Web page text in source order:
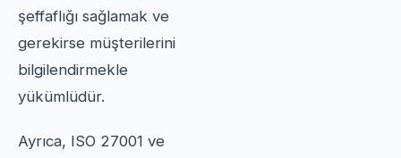
şeffaflığı sağlamak ve
gerekirse müşterilerini
bilgilendirmekle
yükümlüdür.
Ayrıca, ISO 27001 ve